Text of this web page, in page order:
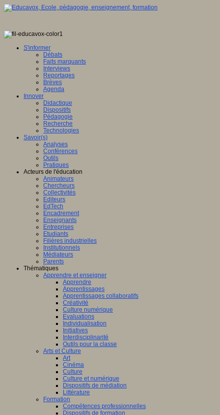
S'informer
Débats
Faits marquants
Interviews
Reportages
Brèves
Agenda
Innover
Didactique
Dispositifs
Pédagogie
Recherche
Technologies
Savoir(s)
Analyses
Conférences
Outils
Pratiques
Acteurs de l'éducation
Animateurs
Chercheurs
Collectivités
Editeurs
EdTech
Encadrement
Enseignants
Entreprises
Etudiants
Filières industrielles
Institutionnels
Médiateurs
Parents
Thématiques
Apprendre et enseigner
Apprendre
Apprentissages
Apprentissages collaboratifs
Créativité
Culture numérique
Evaluations
Individualisation
Initiatives
Interdisciplinarité
Outils pour la classe
Arts et Culture
Art
Cinéma
Culture
Culture et numérique
Dispositifs de médiation
Littérature
Formation
Compétences professionnelles
Dispositifs de formation